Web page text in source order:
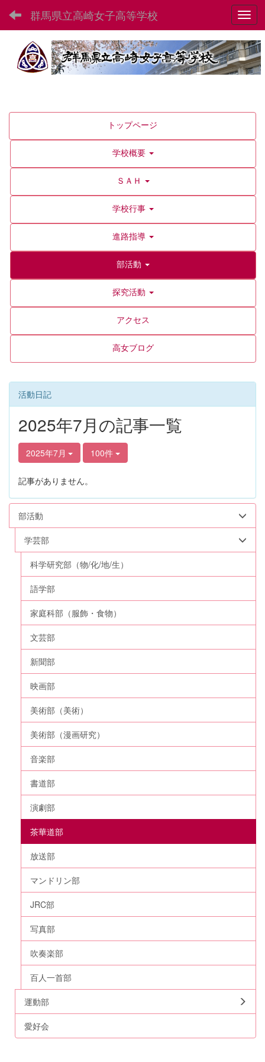
群馬県立高崎女子高等学校
トップページ
学校概要
ＳＡＨ
学校行事
進路指導
部活動
探究活動
アクセス
高女ブログ
活動日記
2025年7月の記事一覧
2025年7月 100件
記事がありません。
部活動
学芸部
科学研究部（物/化/地/生）
語学部
家庭科部（服飾・食物）
文芸部
新聞部
映画部
美術部（美術）
美術部（漫画研究）
音楽部
書道部
演劇部
茶華道部
放送部
マンドリン部
JRC部
写真部
吹奏楽部
百人一首部
運動部
愛好会